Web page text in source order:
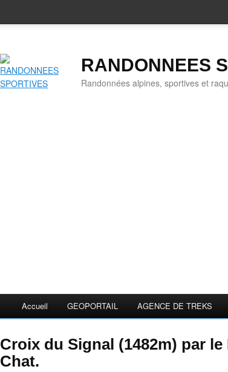
RANDONNEES
Randonnées alpines, sportives et
Accueil GEOPORTAIL AGENCE DE TREKS
Croix du Signal (1482m) par
Chat.